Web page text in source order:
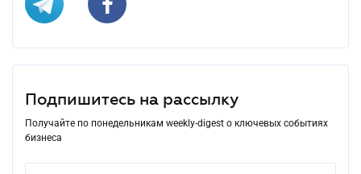
Подпишитесь на рассылку
Получайте по понедельникам weekly-digest о ключевых событиях
бизнеса